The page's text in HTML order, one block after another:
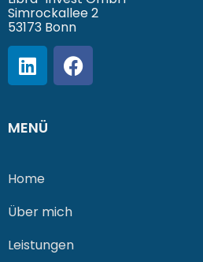
Simrockallee 2
53173 Bonn
MENÜ
Home
Über mich
Leistungen